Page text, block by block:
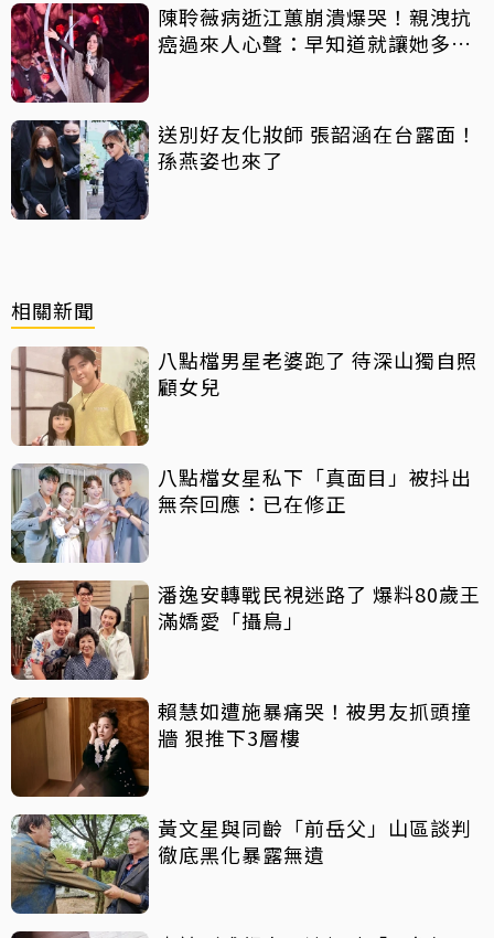
陳聆薇病逝江蕙崩潰爆哭！親洩抗
癌過來人心聲：早知道就讓她多化
送別好友化妝師 張韶涵在台露面！
孫燕姿也來了
相關新聞
八點檔男星老婆跑了 待深山獨自照
顧女兒
八點檔女星私下「真面目」被抖出
無奈回應：已在修正
潘逸安轉戰民視迷路了 爆料80歲王
滿嬌愛「攝鳥」
賴慧如遭施暴痛哭！被男友抓頭撞
牆 狠推下3層樓
黃文星與同齡「前岳父」山區談判
徹底黑化暴露無遺